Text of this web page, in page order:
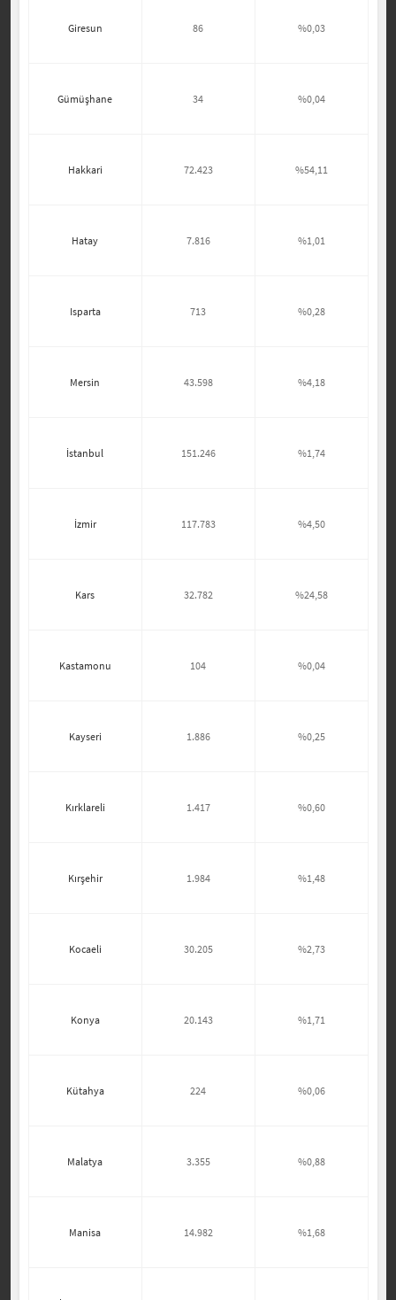
Giresun 86 %0,03
Gümüşhane 34 %0,04
Hakkari 72.423 %54,11
Hatay 7.816 %1,01
Isparta 713 %0,28
Mersin 43.598 %4,18
İstanbul 151.246 %1,74
İzmir 117.783 %4,50
Kars 32.782 %24,58
Kastamonu 104 %0,04
Kayseri 1.886 %0,25
Kırklareli 1.417 %0,60
Kırşehir 1.984 %1,48
Kocaeli 30.205 %2,73
Konya 20.143 %1,71
Kütahya 224 %0,06
Malatya 3.355 %0,88
Manisa 14.982 %1,68